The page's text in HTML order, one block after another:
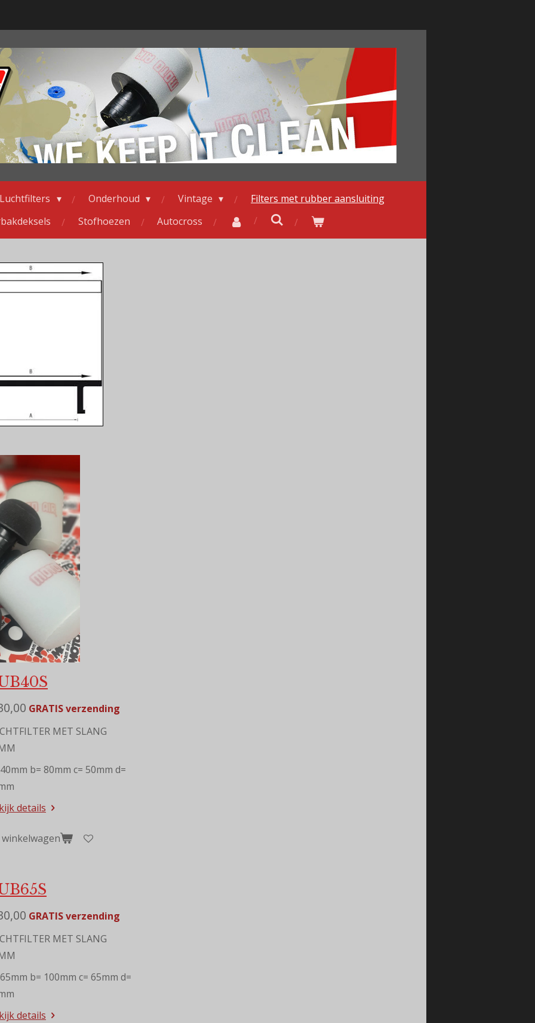
Luchtfilters Onderhoud Vintage
Filters met rubber aansluiting
Stofhoezen Autocross
GRATIS verzending
MET SLANG
b= 80mm c= 50mm d=
details
GRATIS verzending
MET SLANG
b= 100mm c= 65mm d=
details